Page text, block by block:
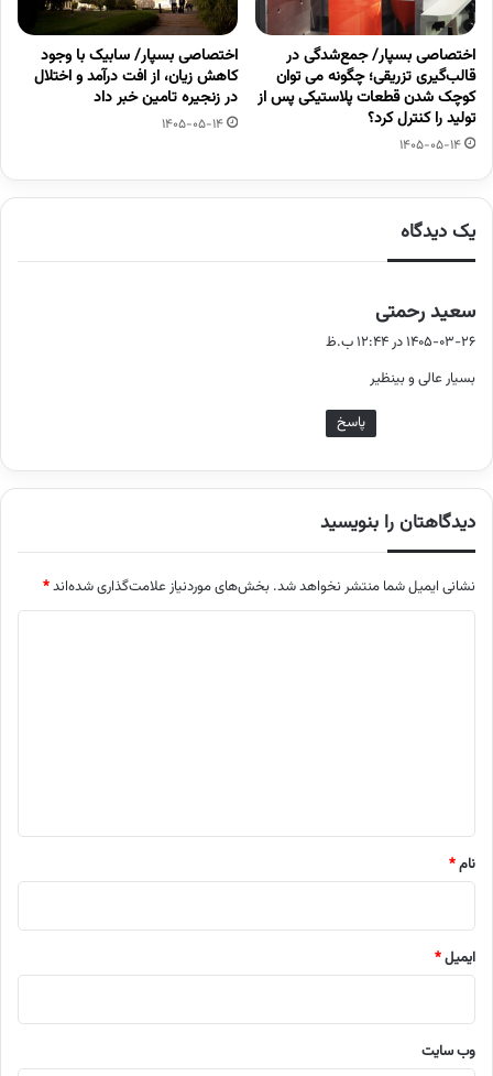
اختصاصی بسپار/ جمع‌شدگی در
قالب‌گیری تزریقی؛ چگونه می توان
کوچک شدن قطعات پلاستیکی پس از
تولید را کنترل کرد؟
1405-05-14
اختصاصی بسپار/ سابیک با وجود
کاهش زیان، از افت درآمد و اختلال
در زنجیره تامین خبر داد
1405-05-14
یک دیدگاه
ف
:
1405-03-26 در 12:44 ب.ظ
بسیار عالی و بینظیر
پاسخ
دیدگاهتان را بنویسید
نشانی ایمیل شما منتشر نخواهد شد. بخش‌های موردنیاز علامت‌گذاری شده‌اند*
نام*
ایمیل*
وب‌ سایت